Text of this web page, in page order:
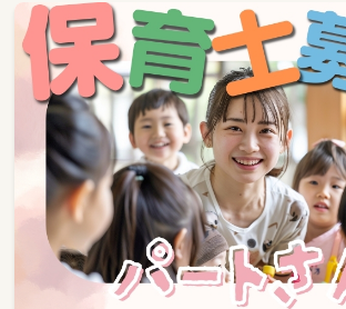
出かけ、サントレなど）
１１：３０～／お昼の時間（お弁
１２：００～／お昼寝タイム
１５：００～／おやつタイム、
～１８：００／お迎え
＜サントレについて＞
SOUキッズケアが取り入れて
材です。
漢字かな交じりの絵本や漢字カ
本語に触れる教材です。
DVDを使用しますので、簡単に